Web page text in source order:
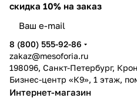
скидка 10% на заказ
8 (800) 555-92-86
zakaz@mesoforia.ru
198096, Санкт-Петербург,
Бизнес-центр «К9», 1 этаж,
Интернет-магазин